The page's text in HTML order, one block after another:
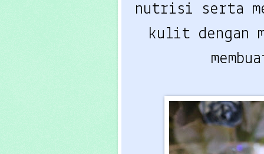
nutrisi serta
kulit dengan